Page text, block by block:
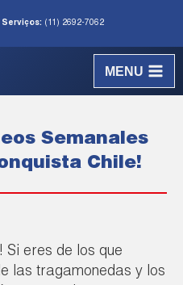
Serviços: (11) 2692-7062
MENU
Semanales
Chile!
Si eres de los que
las tragamonedas y los